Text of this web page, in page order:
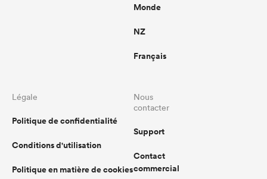
Monde
NZ
Français
Légale
Politique de confidentialité
Conditions d'utilisation
Politique en matière de cookies
Nous
contacter
Support
Contact
commercial